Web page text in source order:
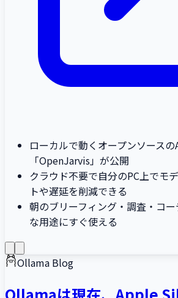
ローカルで動くオープンソース
「OpenJarvis」が公開
クラウド不要で自分のPC上でモ
トや遅延を削減できる
朝のブリーフィング・調査・コ
な用途にすぐ使える
Ollama Blog